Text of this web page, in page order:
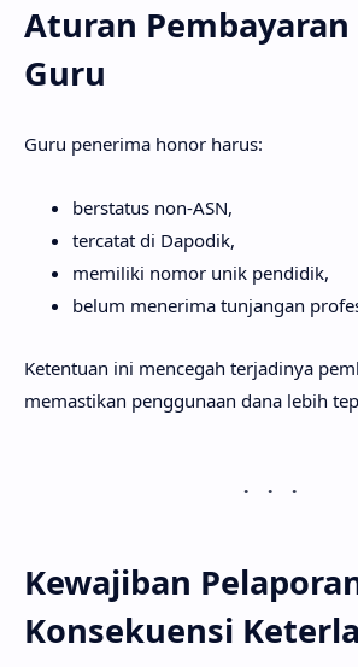
Aturan
Guru
Guru penerima honor harus:
berstatus non-ASN,
tercatat di Dapodik,
memiliki nomor unik pendidik,
belum menerima tunjangan
Ketentuan ini mencegah terjadinya
memastikan penggunaan dana lebih
Kewajiban
Konsekuensi